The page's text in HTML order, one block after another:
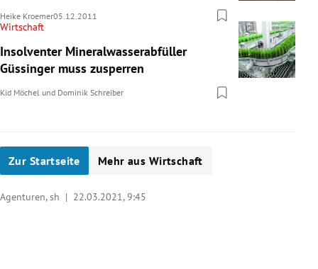
Heike Kroemer05.12.2011
Wirtschaft
Insolventer Mineralwasserabfüller
Güssinger muss zusperren
Kid Möchel und Dominik Schreiber
Zur Startseite Mehr aus Wirtschaft
Agenturen, sh | 22.03.2021, 9:45